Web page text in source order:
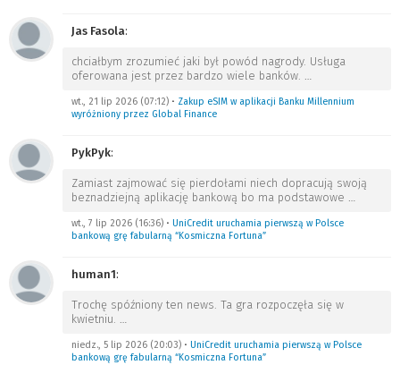
Jas Fasola:
chciałbym zrozumieć jaki był powód nagrody. Usługa
oferowana jest przez bardzo wiele banków. …
wt., 21 lip 2026 (07:12) • Zakup eSIM w aplikacji Banku Millennium
wyróżniony przez Global Finance
PykPyk:
Zamiast zajmować się pierdołami niech dopracują swoją
beznadziejną aplikację bankową bo ma podstawowe …
wt., 7 lip 2026 (16:36) • UniCredit uruchamia pierwszą w Polsce
bankową grę fabularną “Kosmiczna Fortuna”
human1:
Trochę spóźniony ten news. Ta gra rozpoczęła się w
kwietniu. …
niedz., 5 lip 2026 (20:03) • UniCredit uruchamia pierwszą w Polsce
bankową grę fabularną “Kosmiczna Fortuna”